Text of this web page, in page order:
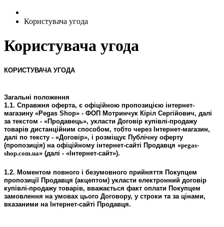
Користувача угода
Користувача угода
КОРИСТУВАЧА УГОДА
Загальні положення
1.1. Справжня оферта, є офіційною пропозицією інтернет-
магазину «Pegas Shop» - ФОП Мотринчук Кіріл Сергійович, далі
за текстом - «Продавець», укласти Договір купівлі-продажу
товарів дистанційним способом, тобто через Інтернет-магазин,
далі по тексту - «Договір», і розміщує Публічну оферту
(пропозиція) на офіційному інтернет-сайті Продавця «pegas-
shop.com.ua» (далі - «Інтернет-сайт»).
1.2. Моментом повного і безумовного прийняття Покупцем
пропозиції Продавця (акцептом) укласти електронний договір
купівлі-продажу товарів, вважається факт оплати Покупцем
замовлення на умовах цього Договору, у строки та за цінами,
вказаними на Інтернет-сайті Продавця.